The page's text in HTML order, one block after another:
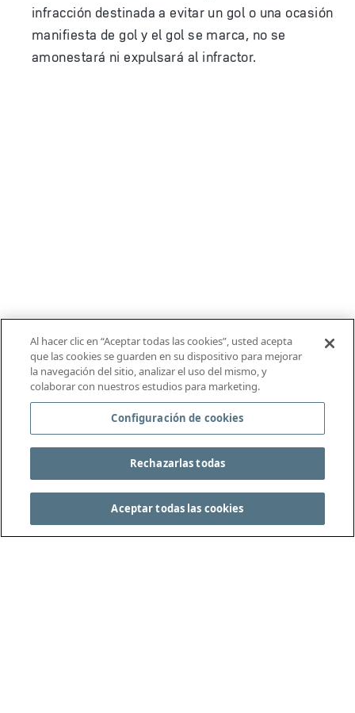
infracción destinada a evitar un gol o una ocasión
manifiesta de gol y el gol se marca, no se
amonestará ni expulsará al infractor.
Al hacer clic en “Aceptar todas las cookies”, usted acepta
que las cookies se guarden en su dispositivo para mejorar
la navegación del sitio, analizar el uso del mismo, y
colaborar con nuestros estudios para marketing.
Configuración de cookies
Rechazarlas todas
Aceptar todas las cookies